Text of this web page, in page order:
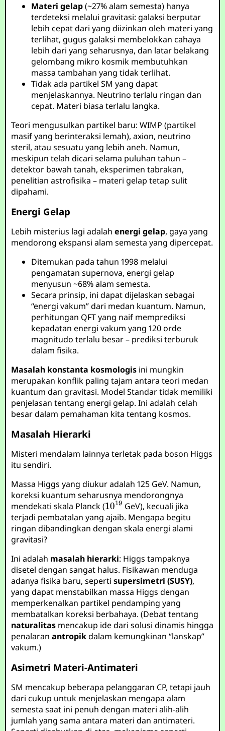
Materi gelap(~27% alam semesta) hanya
terdeteksi melalui gravitasi: galaksi berputar
lebih cepat dari yang diizinkan oleh materi yang
terlihat, gugus galaksi membelokkan cahaya
lebih dari yang seharusnya, dan latar belakang
gelombang mikro kosmik membutuhkan
massa tambahan yang tidak terlihat.
Tidak ada partikel SM yang dapat
menjelaskannya. Neutrino terlalu ringan dan
cepat. Materi biasa terlalu langka.
Teori mengusulkan partikel baru: WIMP (partikel
masif yang berinteraksi lemah), axion, neutrino
steril, atau sesuatu yang lebih aneh. Namun,
meskipun telah dicari selama puluhan tahun –
detektor bawah tanah, eksperimen tabrakan,
penelitian astrofisika – materi gelap tetap sulit
dipahami.
Energi Gelap
Lebih misterius lagi adalahenergi gelap, gaya yang
mendorong ekspansi alam semesta yang dipercepat.
Ditemukan pada tahun 1998 melalui
pengamatan supernova, energi gelap
menyusun ~68% alam semesta.
Secara prinsip, ini dapat dijelaskan sebagai
“energi vakum” dari medan kuantum. Namun,
perhitungan QFT yang naif memprediksi
kepadatan energi vakum yang 120 orde
magnitudo terlalu besar – prediksi terburuk
dalam fisika.
Masalah konstanta kosmologis ini mungkin
merupakan konflik paling tajam antara teori medan
kuantum dan gravitasi. Model Standar tidak memiliki
penjelasan tentang energi gelap. Ini adalah celah
besar dalam pemahaman kita tentang kosmos.
Masalah Hierarki
Misteri mendalam lainnya terletak pada boson Higgs
itu sendiri.
Massa Higgs yang diukur adalah 125 GeV. Namun,
koreksi kuantum seharusnya mendorongnya
mendekati skala Planck (
GeV), kecuali jika
terjadi pembatalan yang ajaib. Mengapa begitu
ringan dibandingkan dengan skala energi alami
gravitasi?
Ini adalah masalah hierarki: Higgs tampaknya
disetel dengan sangat halus. Fisikawan menduga
adanya fisika baru, sepertisupersimetri (SUSY),
yang dapat menstabilkan massa Higgs dengan
memperkenalkan partikel pendamping yang
membatalkan koreksi berbahaya. (Debat tentang
naturalitas mencakup ide dari solusi dinamis hingga
penalaranantropikdalam kemungkinan “lanskap”
vakum.)
Asimetri Materi-Antimateri
SM mencakup beberapa pelanggaran CP, tetapi jauh
dari cukup untuk menjelaskan mengapa alam
semesta saat ini penuh dengan materi alih-alih
jumlah yang sama antara materi dan antimateri.